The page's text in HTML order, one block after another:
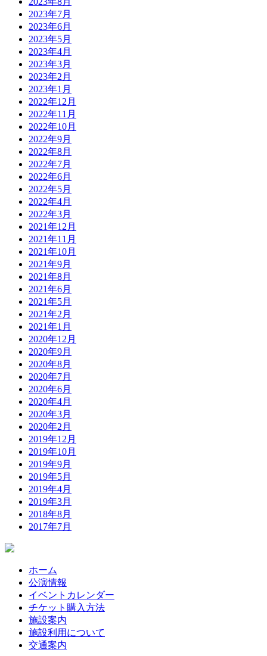
2023年7月
2023年6月
2023年5月
2023年4月
2023年3月
2023年2月
2023年1月
2022年12月
2022年11月
2022年10月
2022年9月
2022年8月
2022年7月
2022年6月
2022年5月
2022年4月
2022年3月
2021年12月
2021年11月
2021年10月
2021年9月
2021年8月
2021年6月
2021年5月
2021年2月
2021年1月
2020年12月
2020年9月
2020年8月
2020年7月
2020年6月
2020年4月
2020年3月
2020年2月
2019年12月
2019年10月
2019年9月
2019年5月
2019年4月
2019年3月
2018年8月
2017年7月
ホーム
公演情報
イベントカレンダー
チケット購入方法
施設案内
施設利用について
交通案内